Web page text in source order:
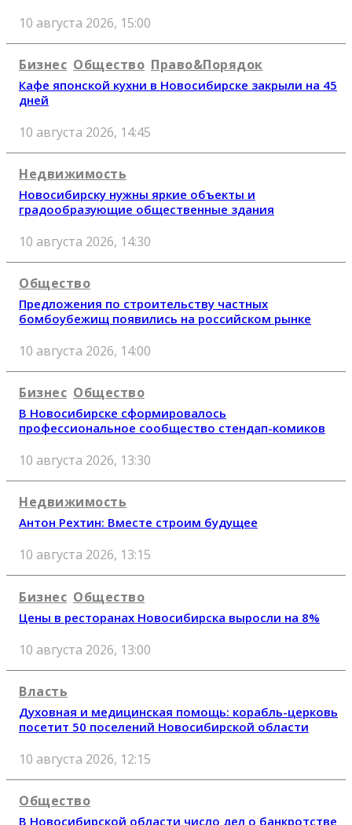
10 августа 2026, 15:00
Бизнес Общество Право&Порядок
Кафе японской кухни в Новосибирске закрыли на 45
дней
10 августа 2026, 14:45
Недвижимость
Новосибирску нужны яркие объекты и
градообразующие общественные здания
10 августа 2026, 14:30
Общество
Предложения по строительству частных
бомбоубежищ появились на российском рынке
10 августа 2026, 14:00
Бизнес Общество
В Новосибирске сформировалось
профессиональное сообщество стендап-комиков
10 августа 2026, 13:30
Недвижимость
Антон Рехтин: Вместе строим будущее
10 августа 2026, 13:15
Бизнес Общество
Цены в ресторанах Новосибирска выросли на 8%
10 августа 2026, 13:00
Власть
Духовная и медицинская помощь: корабль-церковь
посетит 50 поселений Новосибирской области
10 августа 2026, 12:15
Общество
В Новосибирской области число дел о банкротстве